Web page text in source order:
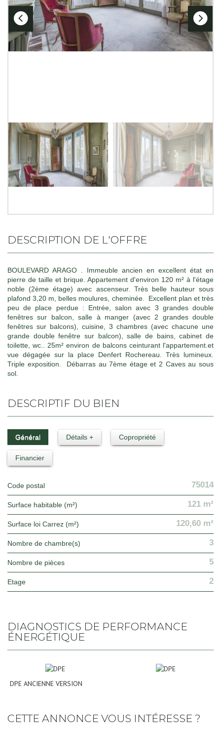
DESCRIPTION DE L'OFFRE
BOULEVARD ARAGO . Immeuble ancien en excellent état en
pierre de taille et brique. Appartement d'environ 120 m² à l'étage
noble (2ème étage) avec ascenseur. Très belle hauteur sous
plafond 3,20 m, belles moulures, cheminée. Excellent plan et très
peu de place perdue : Entrée, salon avec 3 grandes double
fenêtres sur balcon, salle à manger (avec 2 grandes double
fenêtres sur balcons), cuisine, 3 chambres (avec chacune une
grande double fenêtre sur balcon), salle de bains, cabinet de
toilette, wc.. 25m² environ de balcons ceinturant l'appartement.et
vue dégagée sur la place Denfert Rochereau. Très lumineux.
Triple exposition. Débarras au 7ème étage et 2 Caves au sous
sol.
DESCRIPTIF DU BIEN
Général Détails + Copropriété
Financier
Code postal 75014
Surface habitable (m²) 121 m²
Surface loi Carrez (m²) 120,60 m²
Nombre de chambre(s) 3
Nombre de pièces 5
Etage 2
DIAGNOSTICS DE PERFORMANCE
ÉNERGÉTIQUE
DPE ANCIENNE VERSION
CETTE ANNONCE VOUS INTÉRESSE ?